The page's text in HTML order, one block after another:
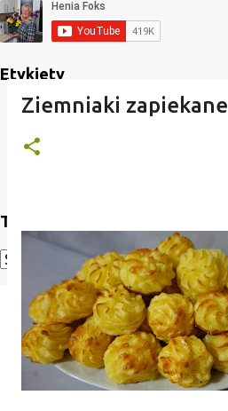
Etykiety
Translate
Powered by Translate
Ziemniaki zapiekane